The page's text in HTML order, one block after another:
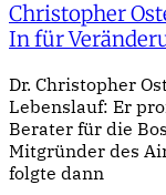
Christopher
In für
Dr. Christopher
Lebenslauf: Er
Berater für die
Mitgründer des
folgte dann